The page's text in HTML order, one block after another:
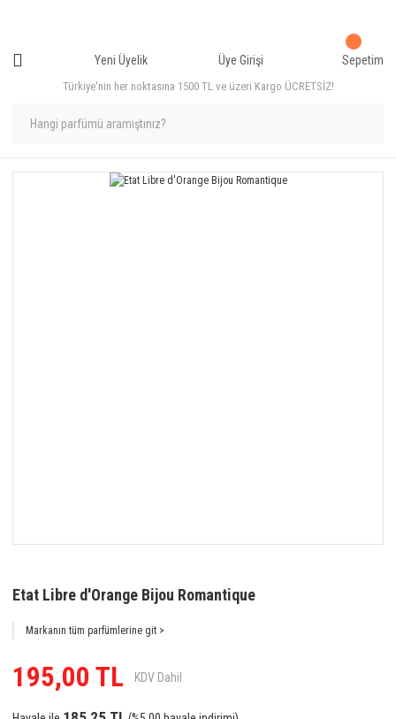
Türkiye'nin her noktasına 1500 TL ve üzeri Kargo ÜCRETSİZ!
Yeni Üyelik Üye Girişi Sepetim
Etat Libre d'Orange Bijou Romantique
Markanın tüm parfümlerine git >
195,00 TL KDV Dahil